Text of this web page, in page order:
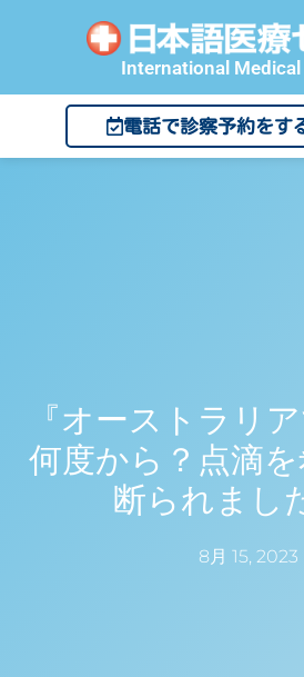
International Medical
電話で診察予約をす
『オーストラリ
何度から？点滴
断られまし
8月 15, 2023